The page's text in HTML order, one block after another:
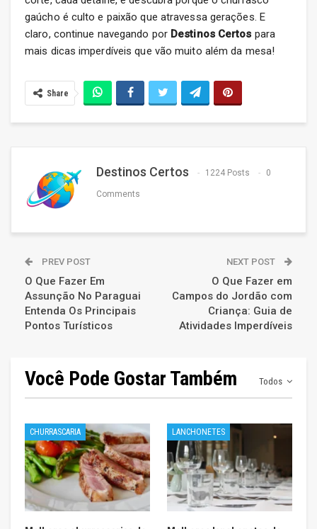
gaúcho é culto e paixão que atravessa gerações. E
claro, continue navegando por Destinos Certos para
mais dicas imperdíveis que vão muito além da mesa!
Share
Destinos Certos 1224 Posts 0
Comments
PREV POST
O Que Fazer Em
Assunção No Paraguai
Entenda Os Principais
Pontos Turísticos
NEXT POST
O Que Fazer em
Campos do Jordão com
Criança: Guia de
Atividades Imperdíveis
Todos
Você Pode Gostar Também
CHURRASCARIA LANCHONETES